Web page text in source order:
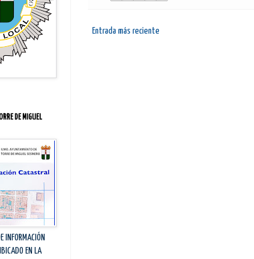
Entrada más reciente
DE MIGUEL
INFORMACIÓN
EN LA